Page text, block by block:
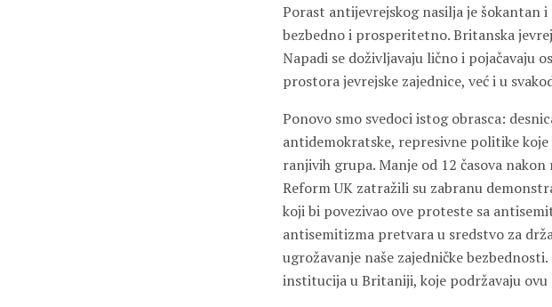
Porast antijevrejskog nasilja je šokantan
bezbedno i prosperitetno. Britanska
Napadi se doživljavaju lično i pojačavaju
prostora jevrejske zajednice, već i u
Ponovo smo svedoci istog obrasca:
antidemokratske, represivne politike
ranjivih grupa. Manje od 12 časova
Reform UK zatražili su zabranu
koji bi povezivao ove proteste sa
antisemitizma pretvara u sredstvo za
ugrožavanje naše zajedničke
institucija u Britaniji, koje podržavaju